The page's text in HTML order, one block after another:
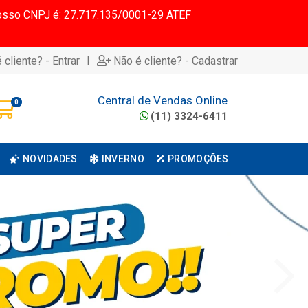
CNPJ é: 27.717.135/0001-29 ATEF
cliente? - Entrar | Não é cliente? - Cadastrar
0 Central de Vendas Online
(11) 3324-6411
NOVIDADES INVERNO PROMOÇÕES